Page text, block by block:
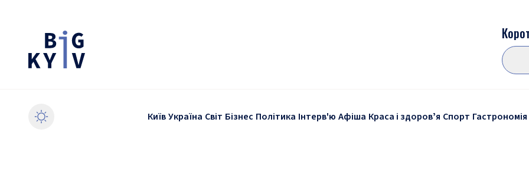
КиївУкраїна Світ Бізнес Політика Інтерв'ю Афіша Краса і здоровʼя Спорт Гастрономія